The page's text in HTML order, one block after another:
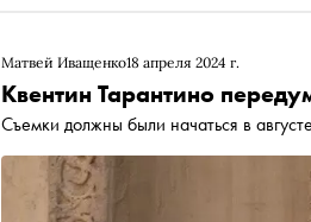
Матвей Иващенко18 апреля 2024 г.
Квентин Тарантино
Съемки должны были начаться в августе